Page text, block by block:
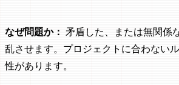
なぜ問題か：
矛盾した、または無関係
乱させます。プロジェクトに合わない
性があります。